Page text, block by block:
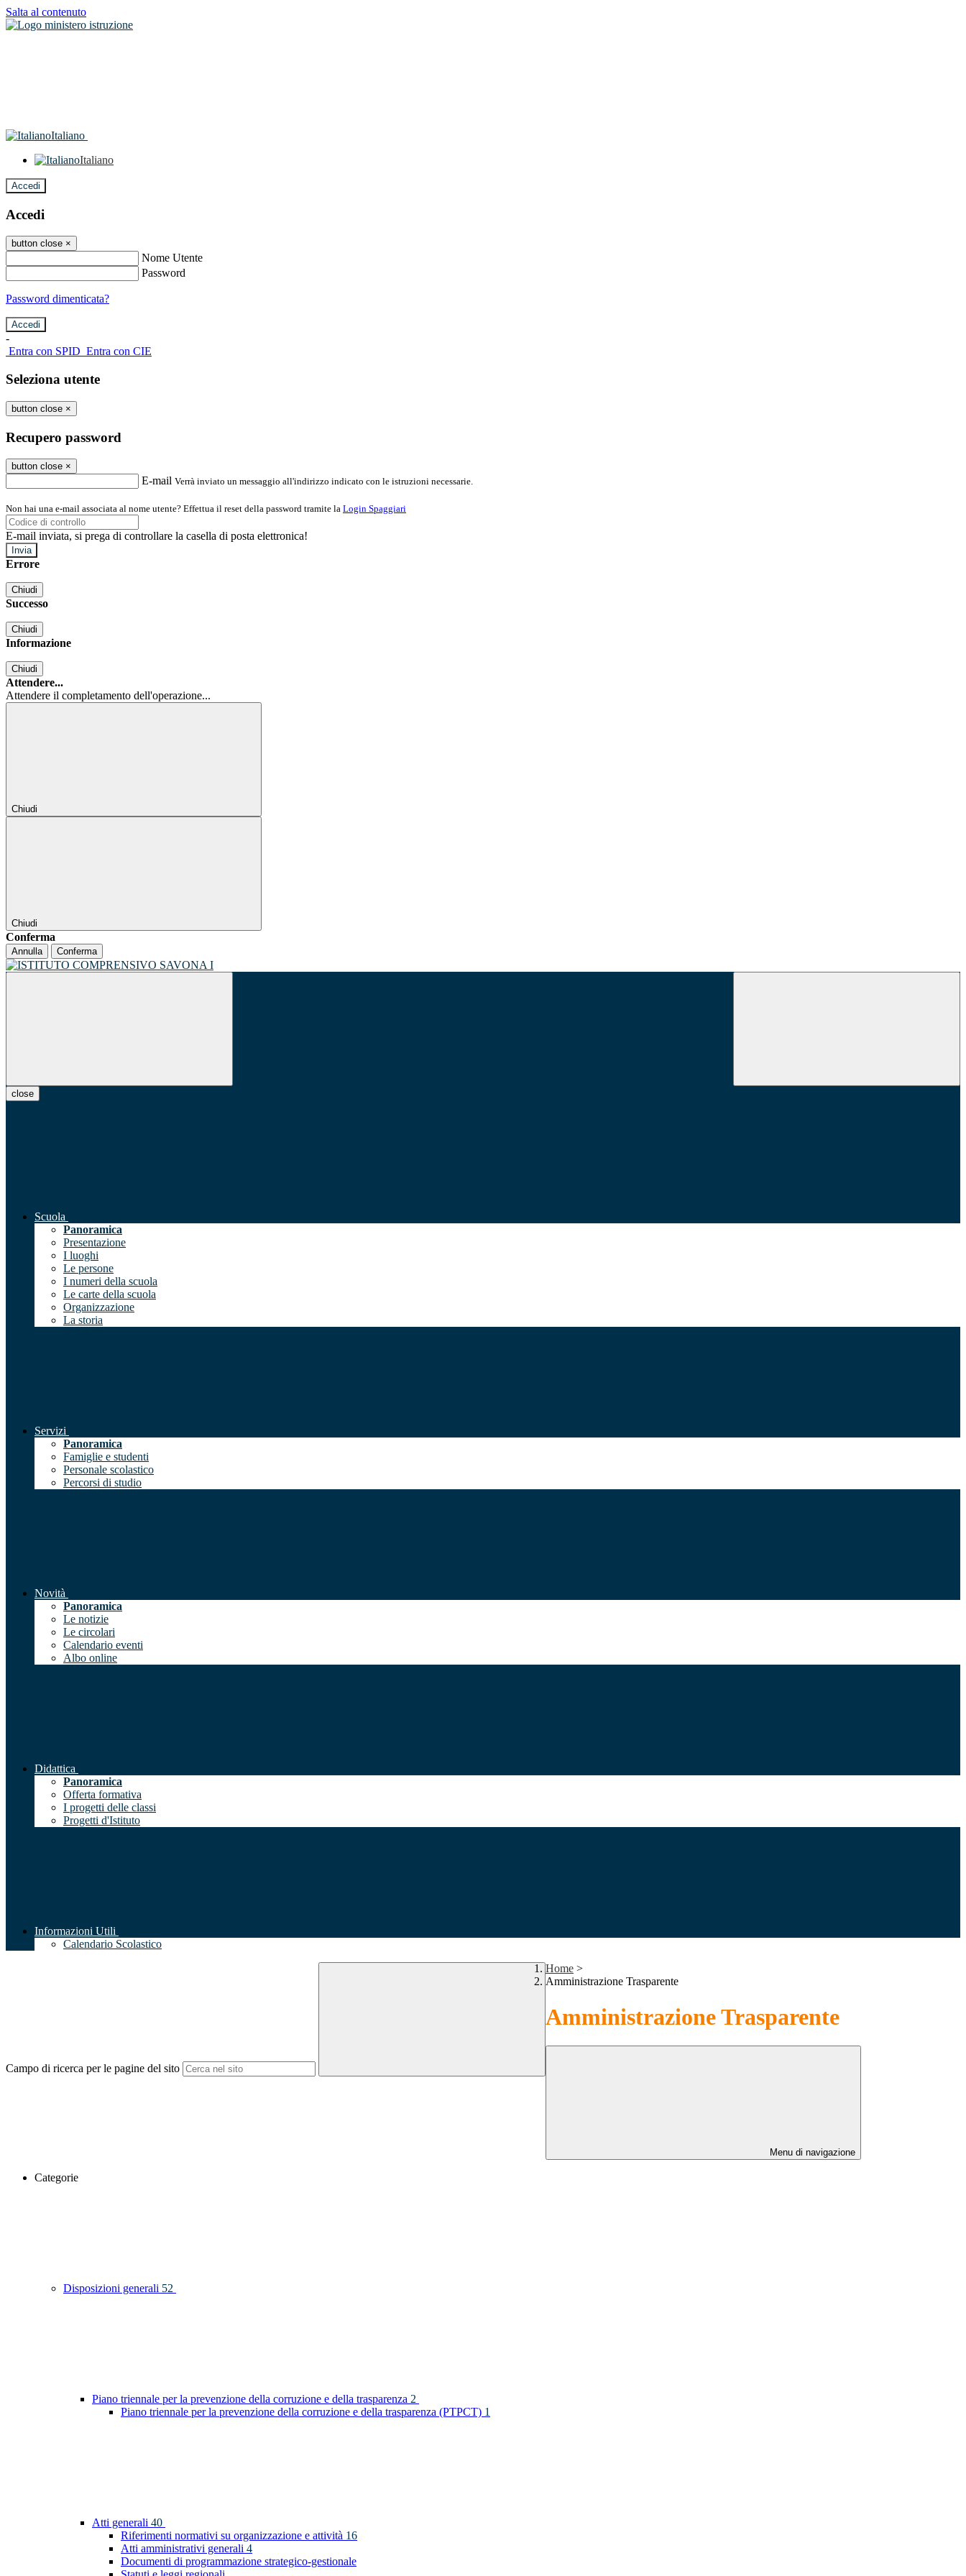
Salta al contenuto
Italiano
Italiano
Accedi
Accedi
button close ×
Nome Utente
Password
Password dimenticata?
-
Entra con SPID Entra con CIE
Seleziona utente
button close ×
Recupero password
button close ×
E-mail Verrà inviato un messaggio all'indirizzo indicato con le istruzioni necessarie.
Non hai una e-mail associata al nome utente? Effettua il reset della password tramite la Login Spaggiari
E-mail inviata, si prega di controllare la casella di posta elettronica!
Errore
Chiudi
Successo
Chiudi
Informazione
Chiudi
Attendere...
Attendere il completamento dell'operazione...
Chiudi
Chiudi
Conferma
Annulla Conferma
close
Scuola
Panoramica
Presentazione
I luoghi
Le persone
I numeri della scuola
Le carte della scuola
Organizzazione
La storia
Servizi
Panoramica
Famiglie e studenti
Personale scolastico
Percorsi di studio
Novità
Panoramica
Le notizie
Le circolari
Calendario eventi
Albo online
Didattica
Panoramica
Offerta formativa
I progetti delle classi
Progetti d'Istituto
Informazioni Utili
Calendario Scolastico
Campo di ricerca per le pagine del sito
Home >
Amministrazione Trasparente
Amministrazione Trasparente
Menu di navigazione
Categorie
Disposizioni generali 52
Piano triennale per la prevenzione della corruzione e della trasparenza 2
Piano triennale per la prevenzione della corruzione e della trasparenza (PTPCT) 1
Atti generali 40
Riferimenti normativi su organizzazione e attività 16
Atti amministrativi generali 4
Documenti di programmazione strategico-gestionale